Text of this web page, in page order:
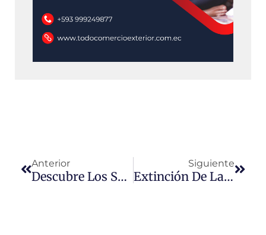
Anterior
Descubre Los Secretos Para Comprar Zapatos En China
Siguiente
Extinción De La Obligación Aduanera